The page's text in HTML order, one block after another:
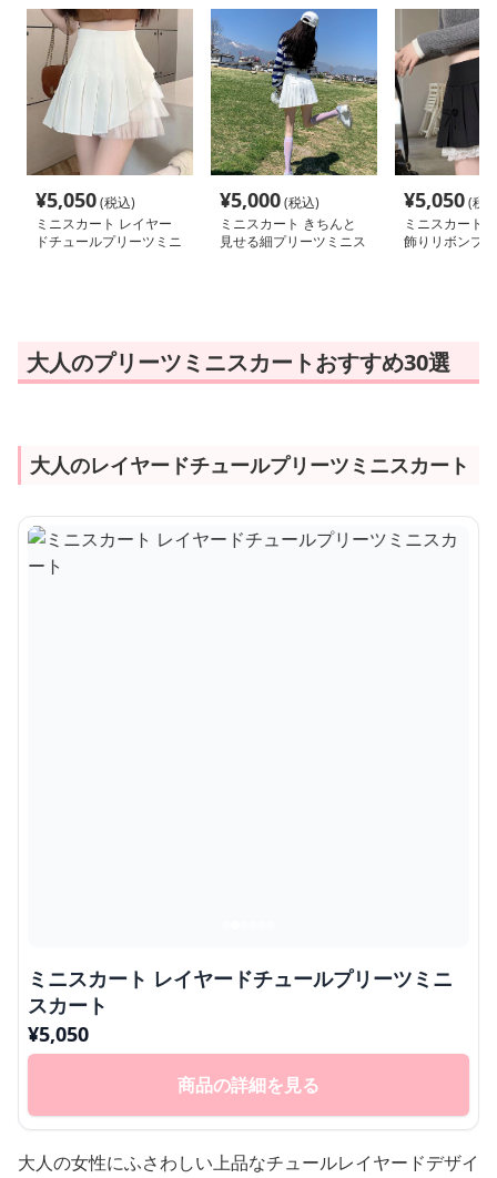
¥5,050(税込)
ミニスカート レイヤー
ドチュールプリーツミニ
¥5,000(税込)
ミニスカート きちんと
見せる細プリーツミニス
¥5,050(税
ミニスカート
飾りリボンプ
大人のプリーツミニスカートおすすめ30選
大人のレイヤードチュールプリーツミニスカート
ミニスカート レイヤードチュールプリーツミニ
スカート
¥5,050
商品の詳細を見る
大人の女性にふさわしい上品なチュールレイヤードデザイ